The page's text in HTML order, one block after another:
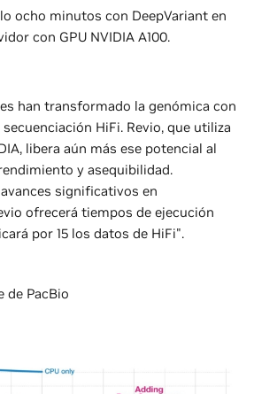
ocho minutos con DeepVariant en
con GPU NVIDIA A100.
han transformado la genómica con
HiFi. Revio, que utiliza
libera aún más ese potencial al
y asequibilidad.
significativos en
ofrecerá tiempos de ejecución
por 15 los datos de HiFi".
de PacBio